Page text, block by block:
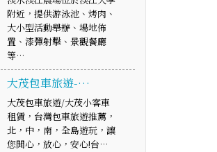
附近，提供游泳池、烤肉、
大小型活動舉辦、場地佈
置、漆彈射擊、景觀餐廳
等…
大茂包車旅遊-…
大茂包車旅遊/大茂小客車
租賃，台灣包車旅遊推薦，
北，中，南，全島遊玩，讓
您開心，放心，安心!台…